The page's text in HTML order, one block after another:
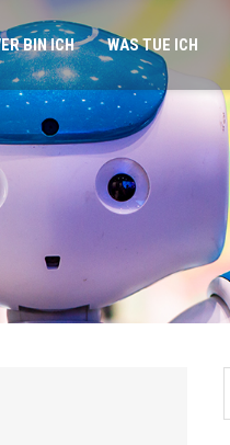
BIN ICH WAS TUE ICH